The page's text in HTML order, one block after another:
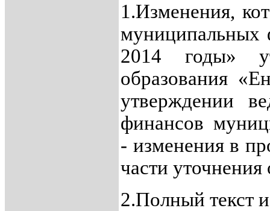
1.Изменения,
муниципальных
2014 годы»
образования
утверждении
финансов
- изменения в
части
2.Полный текст